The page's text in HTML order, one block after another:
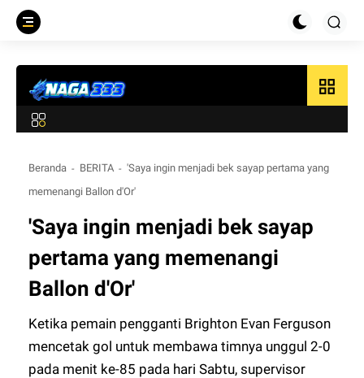
grid_view
Beranda BERITA
'Saya ingin menjadi bek sayap pertama yang
memenangi Ballon d'Or'
'Saya ingin menjadi bek sayap
pertama yang memenangi
Ballon d'Or'
Ketika pemain pengganti Brighton Evan Ferguson
mencetak gol untuk membawa timnya unggul 2-0
pada menit ke-85 pada hari Sabtu, supervisor